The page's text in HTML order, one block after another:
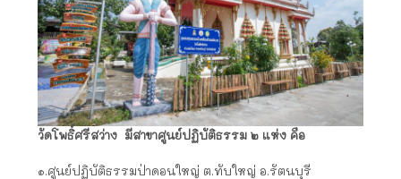
วัดโพธิ์ศรีสว่าง มีสาขาศูนย์ปฏิบัติธรรม ๒ แห่ง คือ
๑.ศูนย์ปฏิบัติธรรมป่าดอนใหญ่ ต.ทับใหญ่ อ.รัตนบุรี